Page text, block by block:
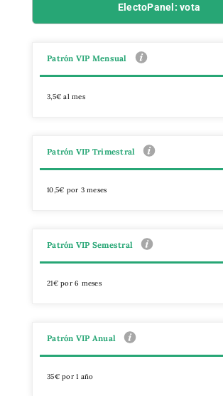
ElectoPanel: vota
Patrón VIP Mensual
3,5€ al mes
Patrón VIP Trimestral
10,5€ por 3 meses
Patrón VIP Semestral
21€ por 6 meses
Patrón VIP Anual
35€ por 1 año